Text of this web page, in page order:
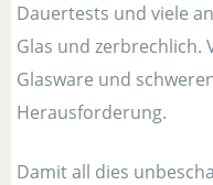
Dauertests und viele
Glas und zerbrechlich.
Glasware und
Herausforderung.
Damit all dies